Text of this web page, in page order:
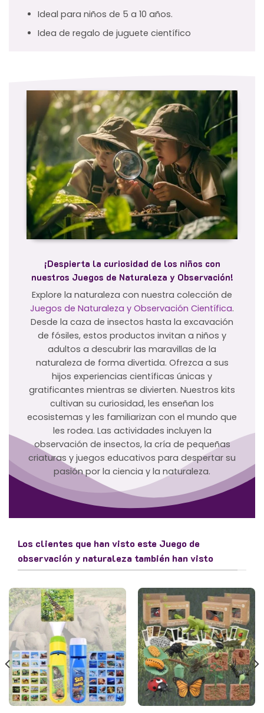
Ideal para niños de 5 a 10 años.
Idea de regalo de juguete científico
¡Despierta la curiosidad de los niños con
nuestros Juegos de Naturaleza y Observación!
Explore la naturaleza con nuestra colección de
Juegos de Naturaleza y Observación Científica.
Desde la caza de insectos hasta la excavación
de fósiles, estos productos invitan a niños y
adultos a descubrir las maravillas de la
naturaleza de forma divertida. Ofrezca a sus
hijos experiencias científicas únicas y
gratificantes mientras se divierten. Nuestros kits
cultivan su curiosidad, les enseñan los
ecosistemas y les familiarizan con el mundo que
les rodea. Las actividades incluyen la
observación de insectos, la cría de pequeñas
criaturas y juegos educativos para despertar su
pasión por la ciencia y la naturaleza.
Los clientes que han visto este Juego de
observación y naturaleza también han visto